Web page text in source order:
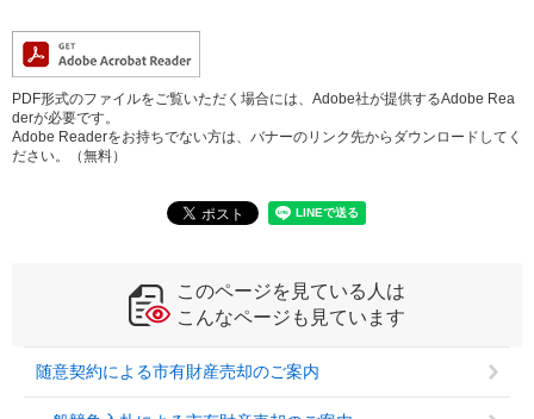
PDF形式のファイルをご覧いただく場合には、Adobe社が提供するAdobe Rea
derが必要です。
Adobe Readerをお持ちでない方は、バナーのリンク先からダウンロードしてく
ださい。（無料）
このページを見ている人は
こんなページも見ています
随意契約による市有財産売却のご案内